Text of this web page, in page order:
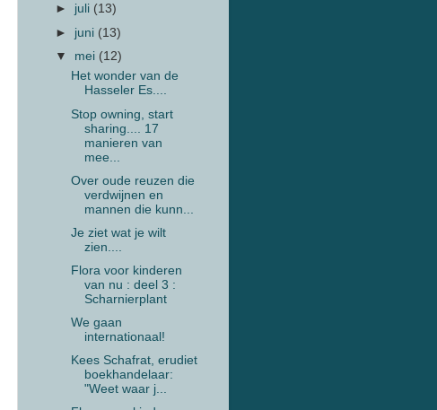
► juli (13)
► juni (13)
▼ mei (12)
Het wonder van de
Hasseler Es....
Stop owning, start
sharing.... 17
manieren van
mee...
Over oude reuzen die
verdwijnen en
mannen die kunn...
Je ziet wat je wilt
zien....
Flora voor kinderen
van nu : deel 3 :
Scharnierplant
We gaan
internationaal!
Kees Schafrat, erudiet
boekhandelaar:
"Weet waar j...